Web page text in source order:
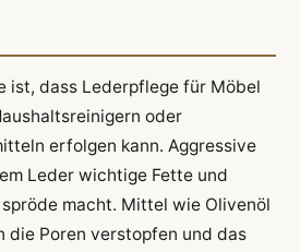
ist, dass Lederpflege für Möbel
oder
erfolgen kann. Aggressive
Leder wichtige Fette und
macht. Mittel wie Olivenöl
die Poren verstopfen und das